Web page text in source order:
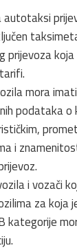
prijevoza
mora
podataka o
i
i vozači
za koja
kategorije